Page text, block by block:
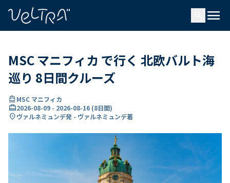
menu
MSC マニフィカ で行く 北欧バルト海
巡り 8日間クルーズ
directions_boatMSC マニフィカ
card_travel2026-08-09 - 2026-08-16 (8日間)
location_onヴァルネミュンデ発 - ヴァルネミュンデ着